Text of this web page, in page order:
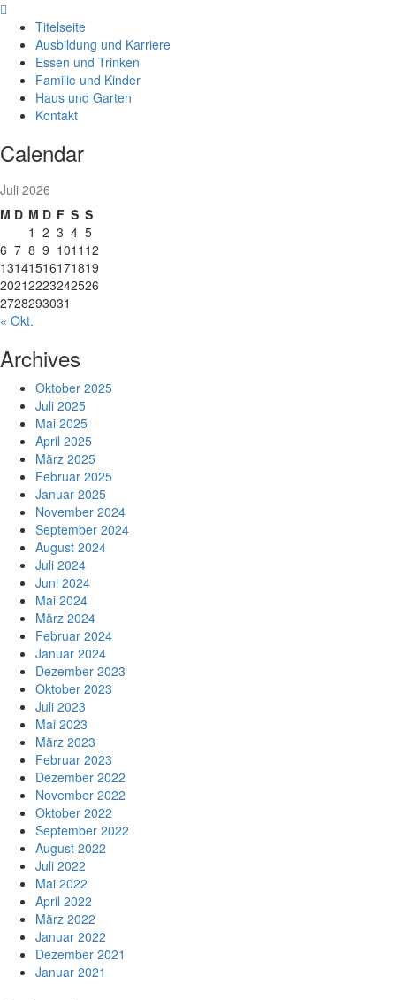
Skip
content
Titelseite
Ausbildung und Karriere
Essen und Trinken
Familie und Kinder
Haus und Garten
Kontakt
Calendar
Juli 2026
M D M D F S S
1 2 3 4 5
6 7 8 9 1011 12
13141516171819
20212223242526
2728293031
« Okt.
Archives
Oktober 2025
Juli 2025
Mai 2025
April 2025
März 2025
Februar 2025
Januar 2025
November 2024
September 2024
August 2024
Juli 2024
Juni 2024
Mai 2024
März 2024
Februar 2024
Januar 2024
Dezember 2023
Oktober 2023
Juli 2023
Mai 2023
März 2023
Februar 2023
Dezember 2022
November 2022
Oktober 2022
September 2022
August 2022
Juli 2022
Mai 2022
April 2022
März 2022
Januar 2022
Dezember 2021
Januar 2021